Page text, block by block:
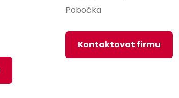
Pobočka
Kontaktovat firmu